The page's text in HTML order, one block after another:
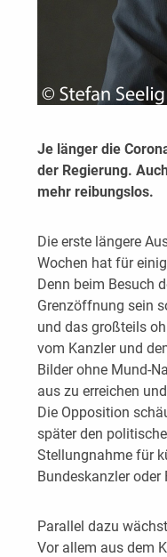
Je länger die
der Regierung.
mehr reibungslos.
Die erste längere
Wochen hat für
Denn beim Besuch
Grenzöffnung sein
und das großteils
vom Kanzler und
Bilder ohne Mund-
aus zu erreichen
Die Opposition
später den
Stellungnahme für
Bundeskanzler
Parallel dazu
Vor allem aus dem